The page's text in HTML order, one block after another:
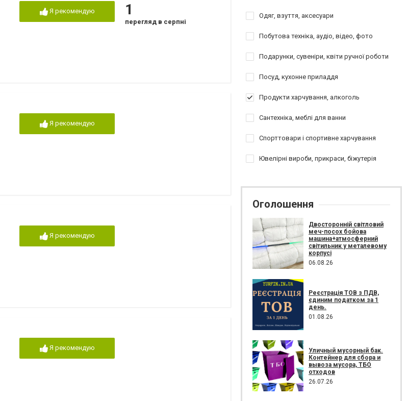
Я рекомендую 1
перегляд в серпні
Я рекомендую
Я рекомендую
Я рекомендую
Одяг, взуття, аксесуари
Побутова техніка, аудіо, відео, фото
Подарунки, сувеніри, квіти ручної роботи
Посуд, кухонне приладдя
Продукти харчування, алкоголь
Сантехніка, меблі для ванни
Спорттовари і спортивне харчування
Ювелірні вироби, прикраси, біжутерія
Оголошення
Двосторонній світловий
меч-посох бойова
машина+атмосферний
світильник у металевому
корпусі
06.08.26
Реєстрація ТОВ з ПДВ,
єдиним податком за 1
день.
01.08.26
Уличный мусорный бак.
Контейнер для сбора и
вывоза мусора, ТБО
отходов
26.07.26